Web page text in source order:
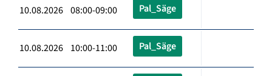
10.08.2026 08:00-09:00 Pal_Säge
10.08.2026 10:00-11:00 Pal_Säge